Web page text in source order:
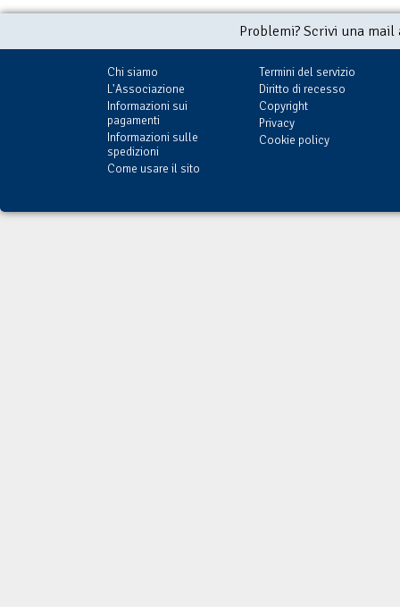
Problemi? Scrivi una
Chi siamo
L'Associazione
Informazioni sui
pagamenti
Informazioni sulle
spedizioni
Come usare il sito
Termini del servizio
Diritto di recesso
Copyright
Privacy
Cookie policy